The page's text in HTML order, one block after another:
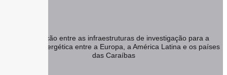
Cooperação entre as infraestruturas de investigação para a
transição energética entre a Europa, a América Latina e os países
das Caraíbas